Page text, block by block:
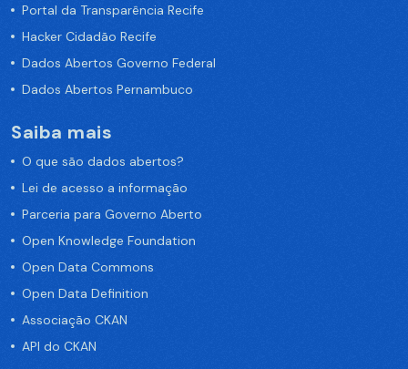
Portal da Transparência Recife
Hacker Cidadão Recife
Dados Abertos Governo Federal
Dados Abertos Pernambuco
Saiba mais
O que são dados abertos?
Lei de acesso a informação
Parceria para Governo Aberto
Open Knowledge Foundation
Open Data Commons
Open Data Definition
Associação CKAN
API do CKAN